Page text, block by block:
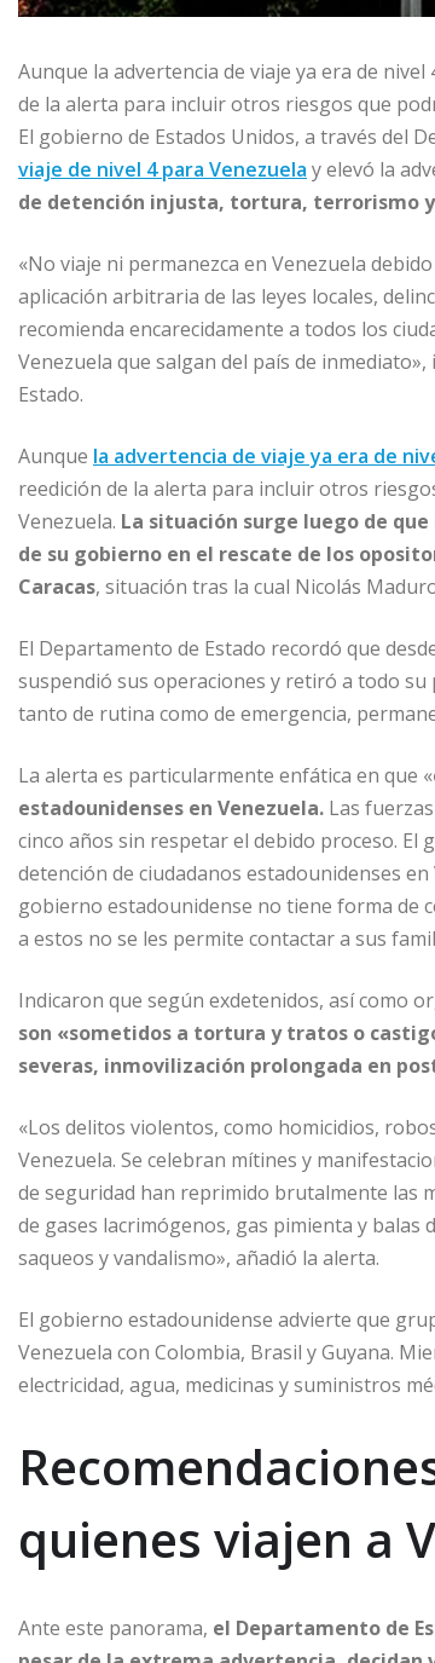
Aunque la advertencia de viaje ya era de
de la alerta para incluir otros riesgos que
El gobierno de Estados Unidos, a través del
viaje de nivel 4 para Venezuela y elevó la
de detención injusta, tortura, terrorismo
«No viaje ni permanezca en Venezuela
aplicación arbitraria de las leyes locales,
recomienda encarecidamente a todos los
Venezuela que salgan del país de inmediato»,
Estado.
Aunque la advertencia de viaje ya era de
reedición de la alerta para incluir otros
Venezuela. La situación surge luego de
de su gobierno en el rescate de los
Caracas, situación tras la cual Nicolás
El Departamento de Estado recordó que
suspendió sus operaciones y retiró a todo su
tanto de rutina como de emergencia,
La alerta es particularmente enfática en que «
estadounidenses en Venezuela. Las
cinco años sin respetar el debido proceso.
detención de ciudadanos estadounidenses
gobierno estadounidense no tiene forma de
a estos no se les permite contactar a sus
Indicaron que según exdetenidos, así como
son «sometidos a tortura y tratos o
severas, inmovilización prolongada en
«Los delitos violentos, como homicidios,
Venezuela. Se celebran mítines y
de seguridad han reprimido brutalmente las
de gases lacrimógenos, gas pimienta y
saqueos y vandalismo», añadió la alerta.
El gobierno estadounidense advierte que
Venezuela con Colombia, Brasil y Guyana.
electricidad, agua, medicinas y suministros
quienes viajen a
Ante este panorama, el Departamento de